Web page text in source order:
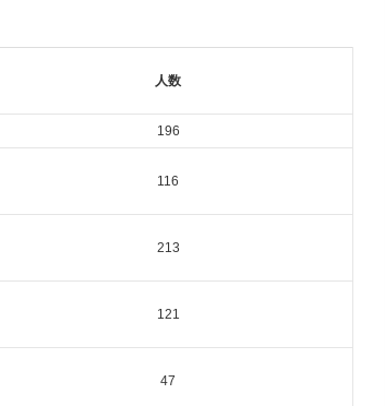
人数
196
116
213
121
47